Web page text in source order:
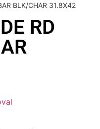
BLK/CHAR 31.8X42
RD